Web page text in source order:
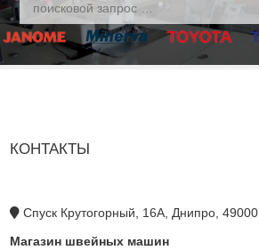
КОНТАКТЫ
Спуск Крутогорный, 16А, Днипро, 49000
Магазин швейных машин